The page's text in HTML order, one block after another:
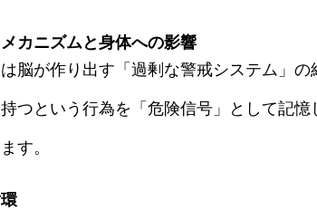
カニズムと身体への影響
脳が作り出す「過剰な警戒システム」
つという行為を「危険信号」として記憶
す。